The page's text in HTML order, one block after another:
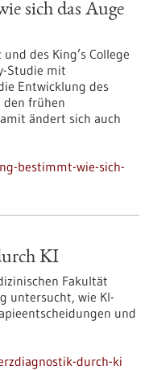
sich das Auge
des King’s College
Studie mit
Entwicklung des
den frühen
ändert sich auch
bestimmt-wie-sich-
KI
Fakultät
untersucht, wie KI-
und
durch-ki